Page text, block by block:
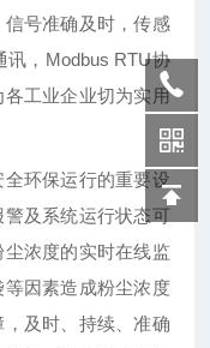
号准确及时，传感
讯，Modbus RTU协
工业企业切为实用
环保运行的重要设
及系统运行状态可
浓度的实时在线监
因素造成粉尘浓度
及时、持续、准确